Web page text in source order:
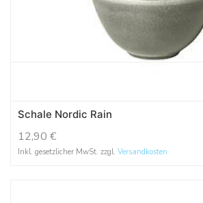
Schale Nordic Rain
12,90 €
Inkl. gesetzlicher MwSt. zzgl. Versandkosten